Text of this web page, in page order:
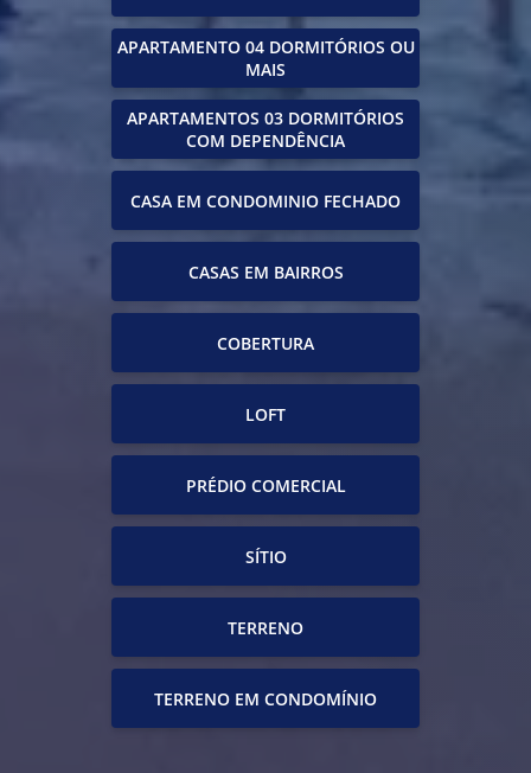
APARTAMENTO 04 DORMITÓRIOS OU
MAIS
APARTAMENTOS 03 DORMITÓRIOS
COM DEPENDÊNCIA
CASA EM CONDOMINIO FECHADO
CASAS EM BAIRROS
COBERTURA
LOFT
PRÉDIO COMERCIAL
SÍTIO
TERRENO
TERRENO EM CONDOMÍNIO